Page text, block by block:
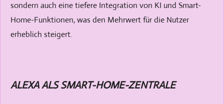
sondern auch eine tiefere Integration von KI und Smart-
Home-Funktionen, was den Mehrwert für die Nutzer
erheblich steigert.
ALEXA ALS SMART-HOME-ZENTRALE